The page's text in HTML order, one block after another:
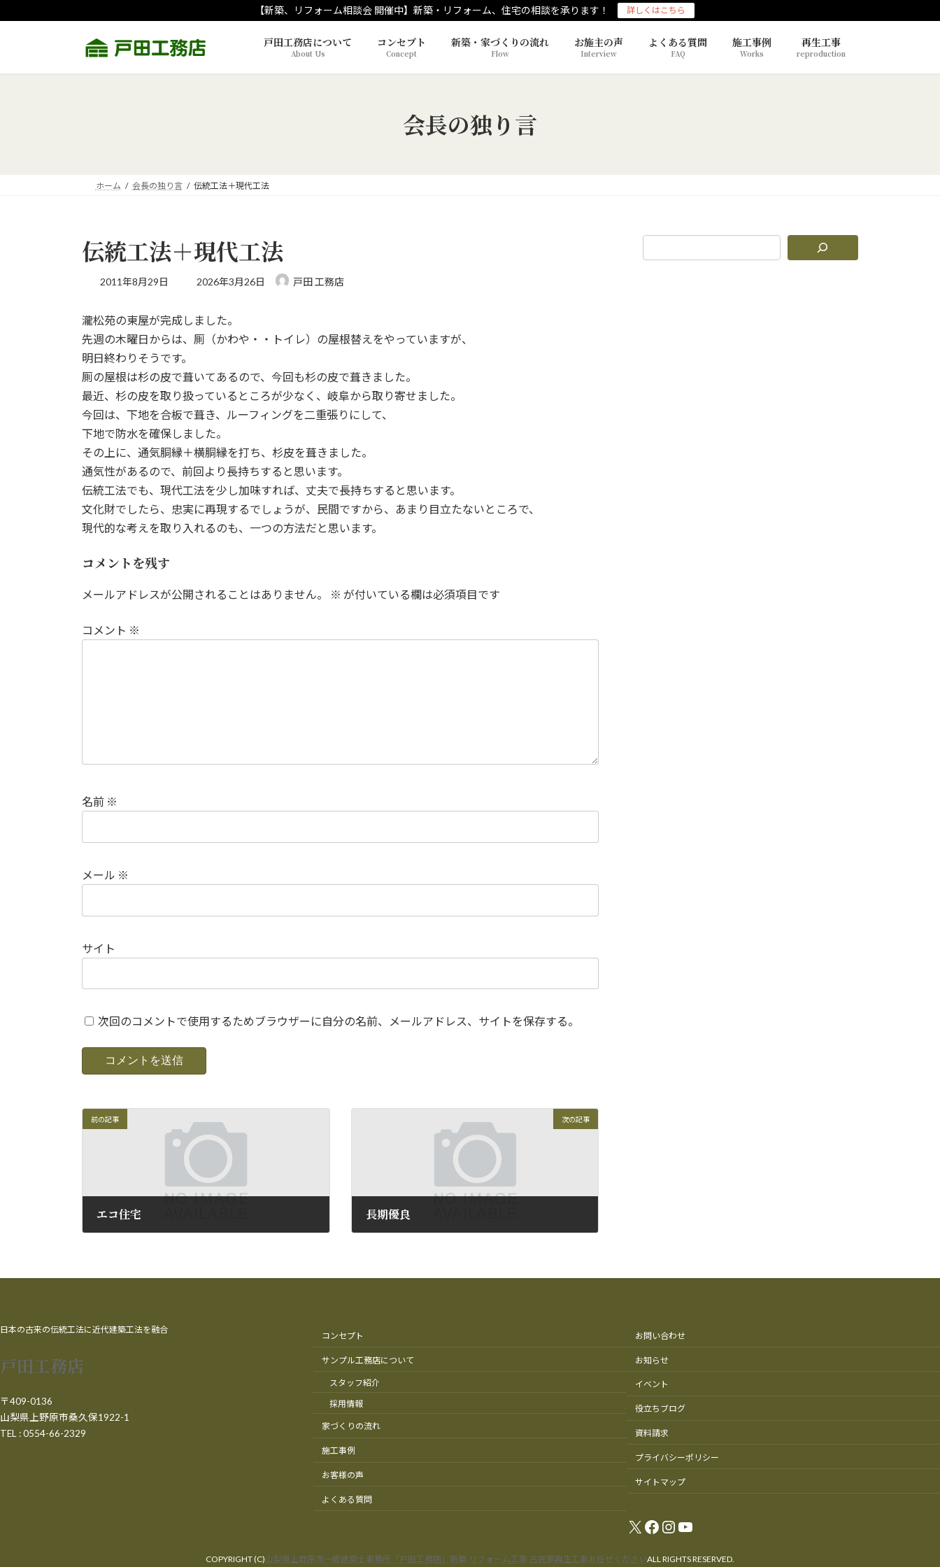
ン
ツ
ビ
シ
【新築、リフォーム相談会 開催中】新築・リフォーム、住宅の相談を承ります！ 詳しくはこちら
戸田工務店について
About Us
コンセプト
Concept
新築・家づくりの流れ
Flow
お施主の声
Interview
よくある質問
FAQ
施工事例
Works
再生工事
reproduction
会長の独り言
ホーム 会長の独り言 伝統工法＋現代工法
伝統工法＋現代工法
2011年8月29日
最
新
日
時
2026年3月26日 戸田 工務店
瀧松苑の東屋が完成しました。
先週の木曜日からは、厠（かわや・・トイレ）の屋根替えをやっていますが、
明日終わりそうです。
厠の屋根は杉の皮で葺いてあるので、今回も杉の皮で葺きました。
最近、杉の皮を取り扱っているところが少なく、岐阜から取り寄せました。
今回は、下地を合板で葺き、ルーフィングを二重張りにして、
下地で防水を確保しました。
その上に、通気胴縁＋横胴縁を打ち、杉皮を葺きました。
通気性があるので、前回より長持ちすると思います。
伝統工法でも、現代工法を少し加味すれば、丈夫で長持ちすると思います。
文化財でしたら、忠実に再現するでしょうが、民間ですから、あまり目立たないところで、
現代的な考えを取り入れるのも、一つの方法だと思います。
コメントを残す
メールアドレスが公開されることはありません。 ※ が付いている欄は必須項目です
コメント ※
名前 ※
メール ※
サイト
次回のコメントで使用するためブラウザーに自分の名前、メールアドレス、サイトを保存する。
前の記事
エコ住宅
次の記事
長期優良
日本の古来の伝統工法に近代建築工法を融合
戸田工務店
〒409-0136
山梨県上野原市桑久保1922-1
TEL : 0554-66-2329
コンセプト
サンプル工務店について
スタッフ紹介
採用情報
家づくりの流れ
施工事例
お客様の声
よくある質問
お問い合わせ
お知らせ
イベント
役立ちブログ
資料請求
プライバシーポリシー
サイトマップ
X Facebook
Instagram
YouTube
COPYRIGHT (C)山梨県上野原市一級建築士事務所「戸田工務店」新築,リフォーム工事,古民家再生工事お任せくださいALL RIGHTS RESERVED.